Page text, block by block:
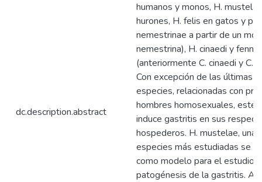
dc.description.abstract
humanos y monos, H.
hurones, H. felis en gatos y
nemestrinae a partir de un
nemestrina), H. cinaedi y
(anteriormente C. cinaedi y C.
Con excepción de las últimas
especies, relacionadas con
hombres homosexuales, este
induce gastritis en sus
hospederos. H. mustelae, una
especies más estudiadas se
como modelo para el estudio
patogénesis de la gastritis.